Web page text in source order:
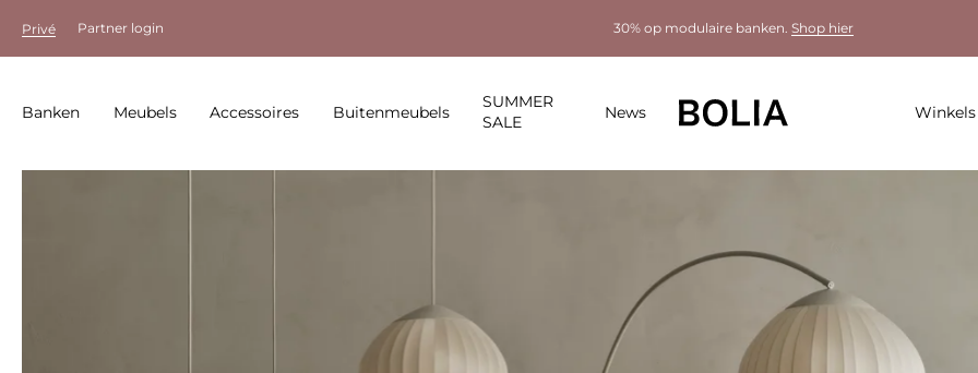
Privé Partner login 30% op modulaire banken. Shop hier
Banken Meubels Accessoires Buitenmeubels
SUMMER
SALE
News Winkels